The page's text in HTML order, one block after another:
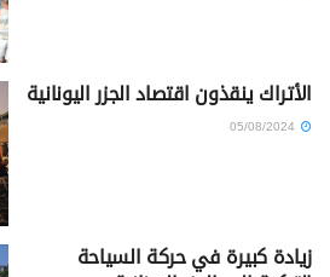
الأتراك ينقذون اقتصاد الجزر اليونانية
زيادة كبيرة في حركة السياحة